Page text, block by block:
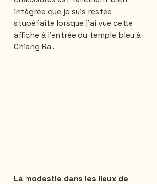
intégrée que je suis restée
stupéfaite lorsque j'ai vue cette
affiche à l'entrée du temple bleu à
Chiang Rai.
La modestie dans les lieux de